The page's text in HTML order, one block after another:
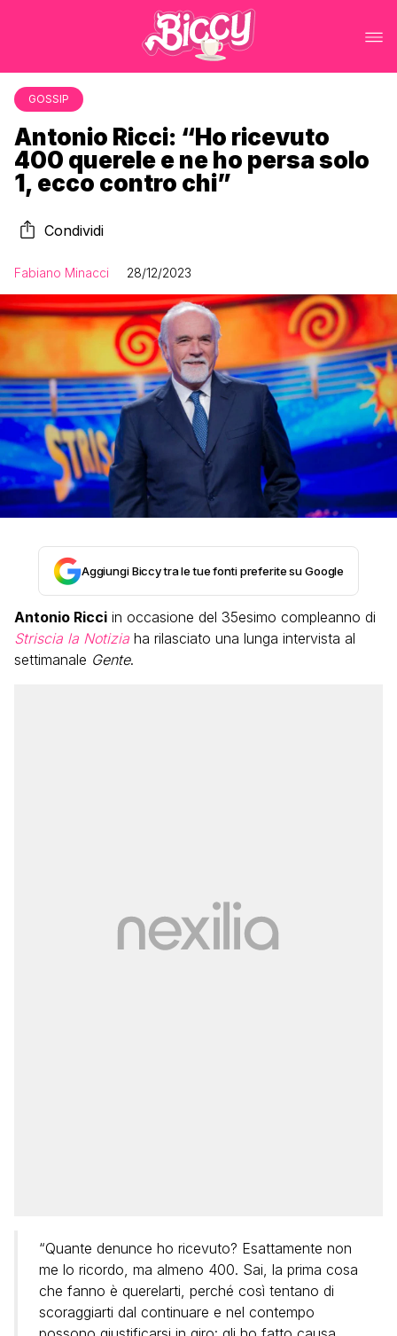
GOSSIP
Antonio Ricci: “Ho ricevuto
400 querele e ne ho persa solo
1, ecco contro chi”
Condividi
Fabiano Minacci 28/12/2023
Aggiungi Biccy tra le tue fonti preferite su Google
Antonio Ricci in occasione del 35esimo compleanno di
Striscia la Notizia ha rilasciato una lunga intervista al
settimanale Gente.
“Quante denunce ho ricevuto? Esattamente non
me lo ricordo, ma almeno 400. Sai, la prima cosa
che fanno è querelarti, perché così tentano di
scoraggiarti dal continuare e nel contempo